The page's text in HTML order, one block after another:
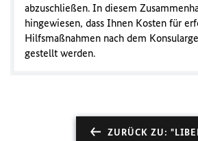
abzuschließen. In diesem
hingewiesen, dass Ihnen Kosten für
Hilfsmaßnahmen nach dem
gestellt werden.
ZURÜCK ZU: